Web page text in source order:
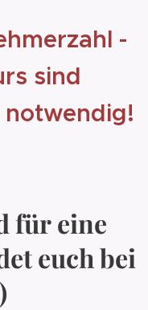
-
sind
für eine
euch bei